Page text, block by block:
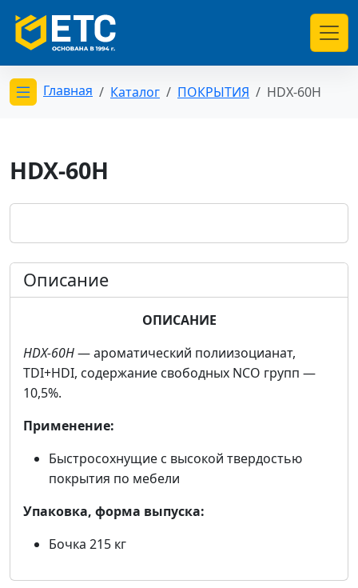
Открыть меню категорий
Главная Каталог ПОКРЫТИЯ HDX-60H
HDX-60H
Описание
ОПИСАНИЕ
HDX-60H— ароматический полиизоцианат,
TDI+HDI, содержание свободных NCO групп —
10,5%.
Применение:
Быстросохнущие с высокой твердостью
покрытия по мебели
Упаковка, форма выпуска:
Бочка 215 кг